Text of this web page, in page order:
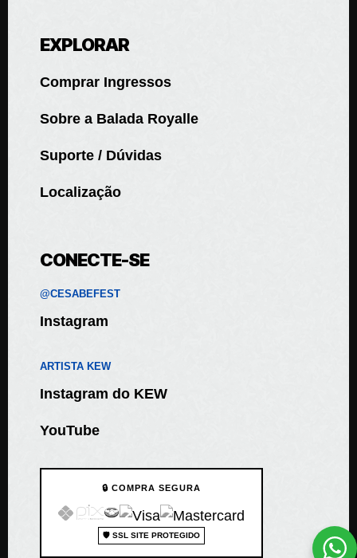
EXPLORAR
Comprar Ingressos
Sobre a Balada Royalle
Suporte / Dúvidas
Localização
CONECTE-SE
@CESABEFEST
Instagram
ARTISTA KEW
Instagram do KEW
YouTube
🔒 COMPRA SEGURA
🛡️ SSL SITE PROTEGIDO